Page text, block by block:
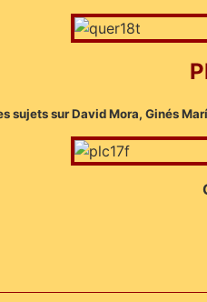
sujets sur David Mora, Ginés